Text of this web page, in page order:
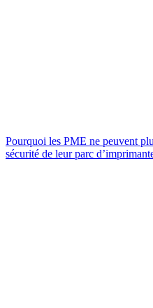
Pourquoi les PME ne peuvent
sécurité de leur parc